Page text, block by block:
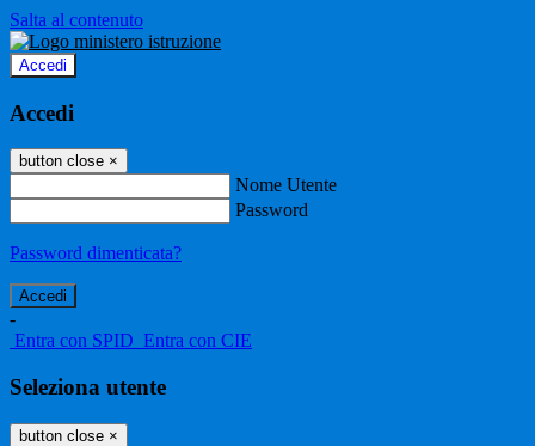
Salta al contenuto
Accedi
Accedi
button close ×
Nome Utente
Password
Password dimenticata?
-
Entra con SPID Entra con CIE
Seleziona utente
button close ×